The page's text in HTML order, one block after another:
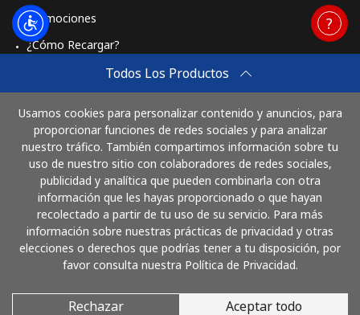
Todos Los Productos
Usamos cookies para personalizar contenido y anuncios, para
proporcionar funciones de redes sociales y para analizar
nuestro tráfico. También compartimos información sobre tu
uso de nuestro sitio con colaboradores de redes sociales,
publicidad y analítica que pueden combinarla con otra
información que les hayas proporcionado o que hayan
recolectado a partir de tu uso de su servicio. Para más
información sobre nuestras prácticas de privacidad y otras
elecciones o derechos que podrías tener a tu disposición, por
favor consulta nuestra Política de Privacidad.
Rechazar Aceptar todo
Promociones
¿Cómo Recargar?
Comprar
Cómo funciona
Paga con
© 2026 SigueLlamando